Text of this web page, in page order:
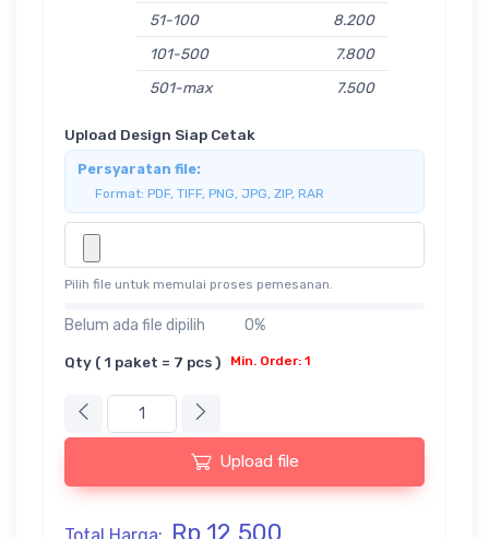
51-100
8.200
101-500
7.800
501-max
7.500
Upload Design Siap Cetak
Persyaratan file:
Format: PDF, TIFF, PNG, JPG, ZIP, RAR
Pilih file untuk memulai proses pemesanan.
0%
Belum ada file dipilih
Qty ( 1 paket = 7 pcs ) Min. Order: 1
Upload file
Rp 12,500